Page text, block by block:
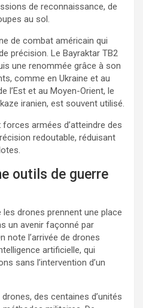
de reconnaissance, de
au sol.
de combat américain qui
précision. Le Bayraktar TB2
une renommée grâce à son
comme en Ukraine et au
l’Est et au Moyen-Orient, le
iranien, est souvent utilisé.
armées d’atteindre des
redoutable, réduisant
outils de guerre
les drones prennent une place
un avenir façonné par
note l’arrivée de drones
artificielle, qui
sans l’intervention d’un
des centaines d’unités